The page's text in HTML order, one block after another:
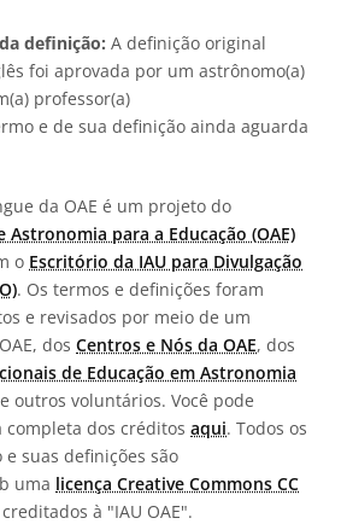
definição: A definição original
foi aprovada por um astrônomo(a)
professor(a)
e de sua definição ainda aguarda
da OAE é um projeto do
Astronomia para a Educação (OAE)
o Escritório da IAU para Divulgação
. Os termos e definições foram
e revisados por meio de um
dos Centros e Nós da OAE, dos
de Educação em Astronomia
outros voluntários. Você pode
dos créditos aqui. Todos os
suas definições são
uma licença Creative Commons CC
à "IAU OAE".